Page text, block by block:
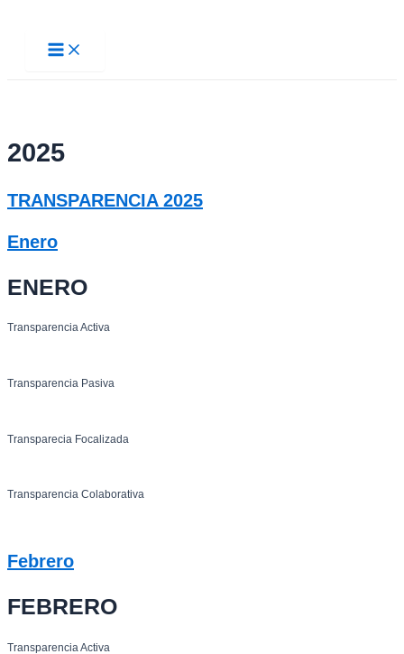
contenidoMain
Menu
2025
TRANSPARENCIA 2025
Enero
ENERO
Transparencia Activa
Transparencia Pasiva
Transparecia Focalizada
Transparencia Colaborativa
Febrero
FEBRERO
Transparencia Activa